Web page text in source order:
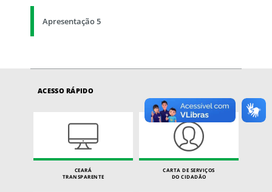
Apresentação 5
ACESSO RÁPIDO
CEARÁ
TRANSPARENTE
CARTA DE SERVIÇOS
DO CIDADÃO